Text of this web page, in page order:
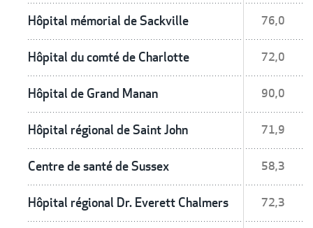
Hôpital mémorial de Sackville 76,0
Hôpital du comté de Charlotte 72,0
Hôpital de Grand Manan 90,0
Hôpital régional de Saint John 71,9
Centre de santé de Sussex 58,3
Hôpital régional Dr. Everett Chalmers 72,3